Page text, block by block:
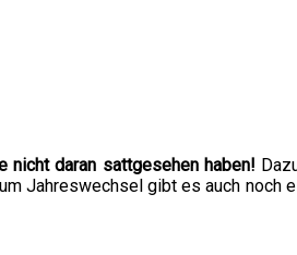
nicht daran sattgesehen haben!
Jahreswechsel gibt es auch noch